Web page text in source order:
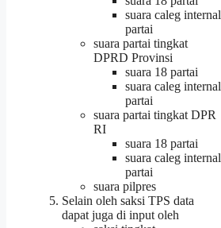
suara caleg internal
partai
suara partai tingkat
DPRD Provinsi
suara 18 partai
suara caleg internal
partai
suara partai tingkat DPR
RI
suara 18 partai
suara caleg internal
partai
suara pilpres
Selain oleh saksi TPS data
dapat juga di input oleh